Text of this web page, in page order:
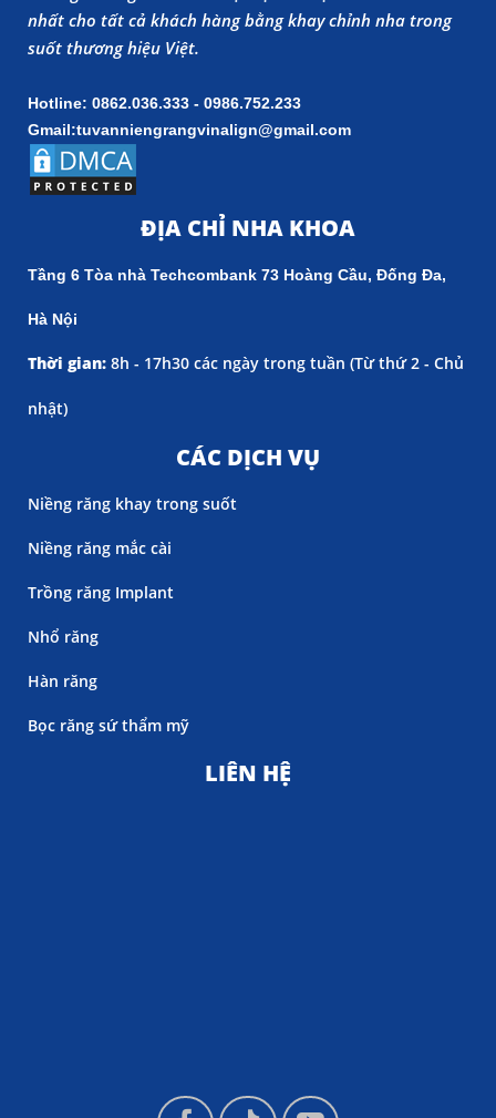
nhất cho tất cả khách hàng bằng khay chỉnh nha trong
suốt thương hiệu Việt.
Hotline: 0862.036.333 - 0986.752.233
Gmail:tuvanniengrangvinalign@gmail.com
ĐỊA CHỈ NHA KHOA
Tầng 6 Tòa nhà Techcombank 73 Hoàng Cầu, Đống Đa,
Hà Nội
Thời gian: 8h - 17h30 các ngày trong tuần (Từ thứ 2 - Chủ
nhật)
CÁC DỊCH VỤ
Niềng răng khay trong suốt
Niềng răng mắc cài
Trồng răng Implant
Nhổ răng
Hàn răng
Bọc răng sứ thẩm mỹ
LIÊN HỆ